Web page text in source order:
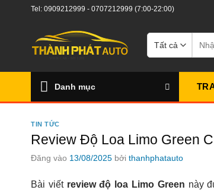
Tel: 0909212999 - 0707212999 (7:00-22:00)
kiếm:
Danh mục
TIN TỨC
Review Độ Loa Limo Green
Đăng vào 13/08/2025 bởi thanhphatauto
Bài viết review độ loa Limo Green này